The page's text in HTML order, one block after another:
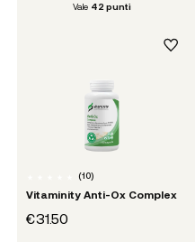
Vale 42 punti
(10)
Vitaminity Anti-Ox Complex
€31.50